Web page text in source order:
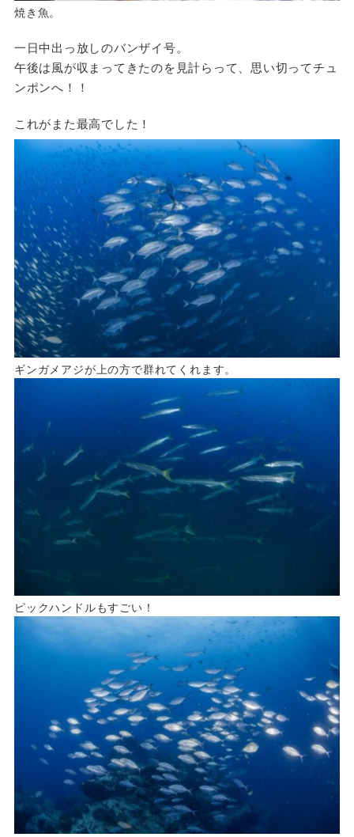
焼き魚。
一日中出っ放しのバンザイ号。
午後は風が収まってきたのを見計らって、思い切ってチュ
ンポンへ！！
これがまた最高でした！
ギンガメアジが上の方で群れてくれます。
ピックハンドルもすごい！